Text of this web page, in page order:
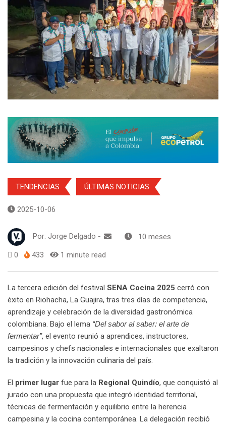
TENDENCIAS ÚLTIMAS NOTICIAS
2025-10-06
Por: Jorge Delgado - 10 meses
0 433 1 minute read
La tercera edición del festival SENA Cocina 2025 cerró con
éxito en Riohacha, La Guajira, tras tres días de competencia,
aprendizaje y celebración de la diversidad gastronómica
colombiana. Bajo el lema “Del sabor al saber: el arte de
fermentar”, el evento reunió a aprendices, instructores,
campesinos y chefs nacionales e internacionales que exaltaron
la tradición y la innovación culinaria del país.
El primer lugar fue para la Regional Quindío, que conquistó al
jurado con una propuesta que integró identidad territorial,
técnicas de fermentación y equilibrio entre la herencia
campesina y la cocina contemporánea. La delegación recibió